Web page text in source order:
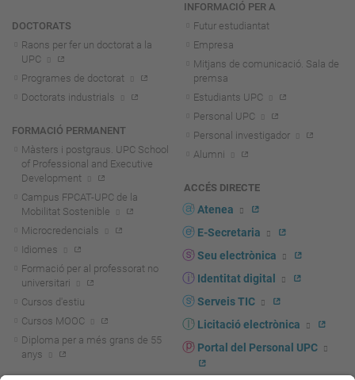
DOCTORATS
Raons per fer un doctorat a la
UPC
Programes de doctorat
Doctorats industrials
FORMACIÓ PERMANENT
Màsters i postgraus. UPC School
of Professional and Executive
Development
Campus FPCAT-UPC de la
Mobilitat Sostenible
Microcredencials
Idiomes
Formació per al professorat no
universitari
Cursos d'estiu
Cursos MOOC
Diploma per a més grans de 55
anys
INFORMACIÓ PER A
Futur estudiantat
Empresa
Mitjans de comunicació. Sala de
premsa
Estudiants UPC
Personal UPC
Personal investigador
Alumni
ACCÉS DIRECTE
Atenea
E-Secretaria
Seu electrònica
Identitat digital
Serveis TIC
Licitació electrònica
Portal del Personal UPC